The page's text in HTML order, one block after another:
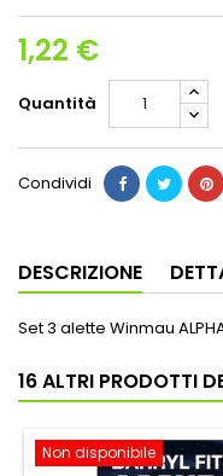
1,22 €
Quantità
Condividi
DESCRIZIONE
Set 3 alette Winmau ALPHA
16 ALTRI PRODOTTI
Non disponibile